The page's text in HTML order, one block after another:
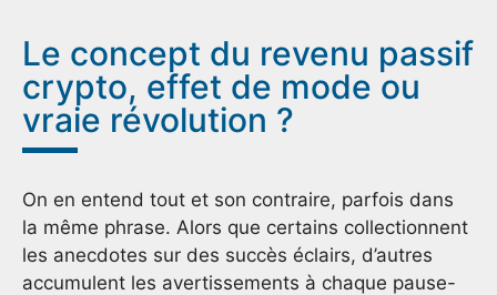
Le concept du revenu passif
crypto, effet de mode ou
vraie révolution ?
On en entend tout et son contraire, parfois dans
la même phrase. Alors que certains collectionnent
les anecdotes sur des succès éclairs, d’autres
accumulent les avertissements à chaque pause-